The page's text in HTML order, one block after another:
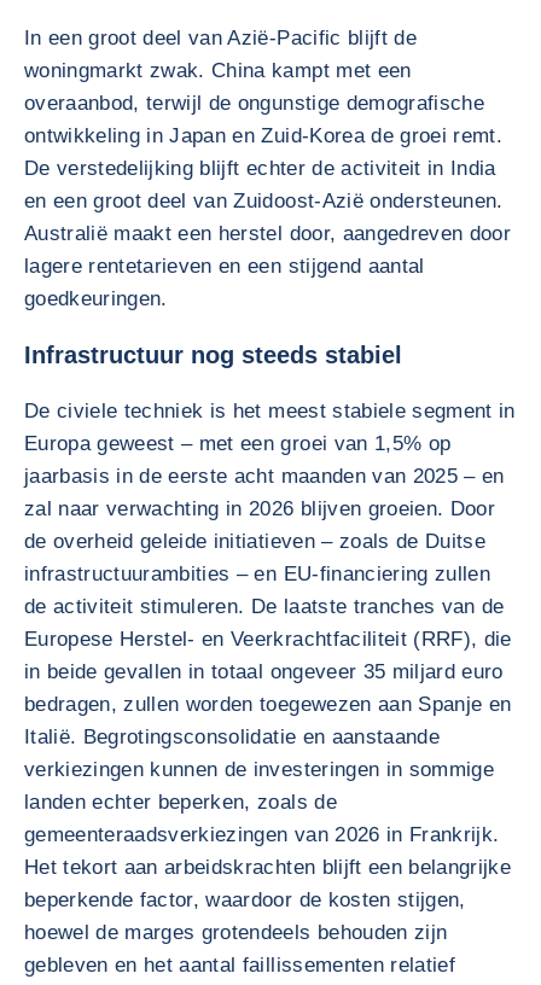
In een groot deel van Azië-Pacific blijft de
woningmarkt zwak. China kampt met een
overaanbod, terwijl de ongunstige demografische
ontwikkeling in Japan en Zuid-Korea de groei remt.
De verstedelijking blijft echter de activiteit in India
en een groot deel van Zuidoost-Azië ondersteunen.
Australië maakt een herstel door, aangedreven door
lagere rentetarieven en een stijgend aantal
goedkeuringen.
Infrastructuur nog steeds stabiel
De civiele techniek is het meest stabiele segment in
Europa geweest – met een groei van 1,5% op
jaarbasis in de eerste acht maanden van 2025 – en
zal naar verwachting in 2026 blijven groeien. Door
de overheid geleide initiatieven – zoals de Duitse
infrastructuurambities – en EU-financiering zullen
de activiteit stimuleren. De laatste tranches van de
Europese Herstel- en Veerkrachtfaciliteit (RRF), die
in beide gevallen in totaal ongeveer 35 miljard euro
bedragen, zullen worden toegewezen aan Spanje en
Italië. Begrotingsconsolidatie en aanstaande
verkiezingen kunnen de investeringen in sommige
landen echter beperken, zoals de
gemeenteraadsverkiezingen van 2026 in Frankrijk.
Het tekort aan arbeidskrachten blijft een belangrijke
beperkende factor, waardoor de kosten stijgen,
hoewel de marges grotendeels behouden zijn
gebleven en het aantal faillissementen relatief